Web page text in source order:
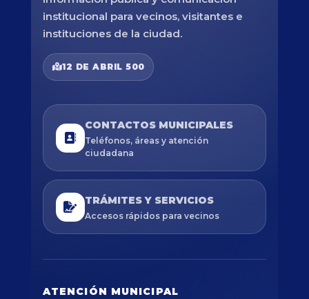
institucional para vecinos, visitantes e
instituciones de la ciudad.
12 DE ABRIL 500
CONTACTOS MUNICIPALES
Teléfonos, áreas y atención
ciudadana
TRÁMITES Y SERVICIOS
Accesos rápidos para vecinos
ATENCIÓN MUNICIPAL